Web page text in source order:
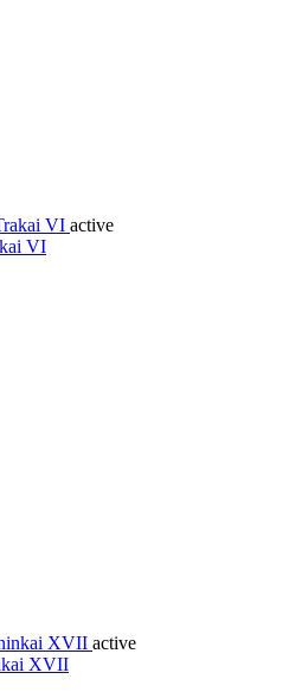
active
VI
active
XVII